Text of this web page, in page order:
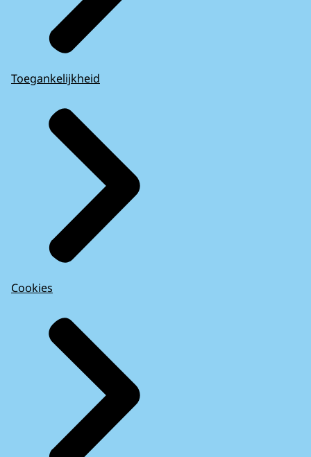
Toegankelijkheid
Cookies